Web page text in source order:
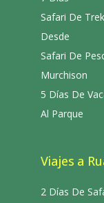
Safari De
Desde
Safari De
Murchison
5 Días De
Al Parque
Viajes a
2 Días De